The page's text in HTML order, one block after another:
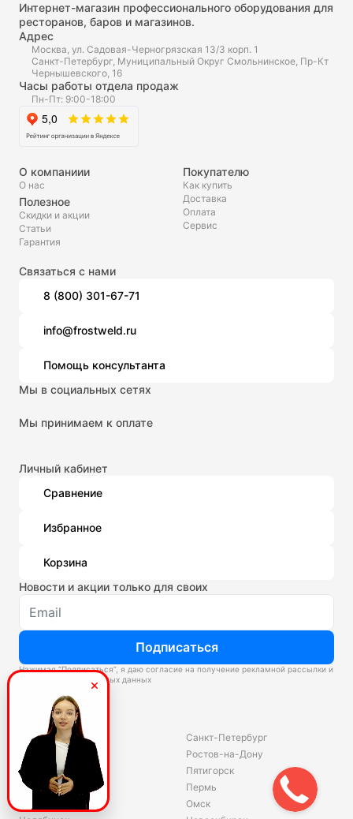
Интернет-магазин профессионального оборудования для
ресторанов, баров и магазинов.
Адрес
Москва, ул. Садовая-Черногрязская 13/3 корп. 1
Санкт-Петербург, Муниципальный Округ Смольнинское, Пр-Кт
Чернышевского, 16
Часы работы отдела продаж
Пн-Пт: 9:00-18:00
О компаниии
О нас
Полезное
Скидки и акции
Статьи
Гарантия
Покупателю
Как купить
Доставка
Оплата
Сервис
Связаться с нами
8 (800) 301-67-71
info@frostweld.ru
Помощь консультанта
Мы в социальных сетях
Мы принимаем к оплате
Личный кабинет
Сравнение
Избранное
Корзина
Новости и акции только для своих
Подписаться
Нажимая “Подписаться”, я даю согласие на получение рекламной рассылки и
обработку персональных данных
Склады
Владивосток
Екатеринбург
Красноярск
Волгоград
Санкт-Петербург
Ростов-на-Дону
Пятигорск
Пермь
Омск